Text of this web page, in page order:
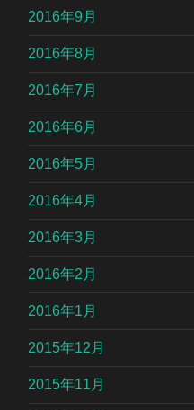
2016年9月
2016年8月
2016年7月
2016年6月
2016年5月
2016年4月
2016年3月
2016年2月
2016年1月
2015年12月
2015年11月